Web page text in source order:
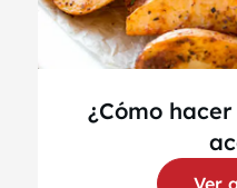
¿Cómo
Ver